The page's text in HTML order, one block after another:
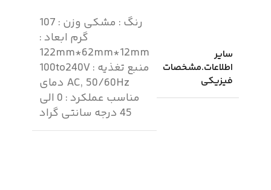
سایر
اطلاعات.مشخصات
فیزیکی
رنگ : مشکی وزن : 107
گرم ابعاد :
122mm*62mm*12mm
منبع تغذیه : 100to240V
AC, 50/60Hz دمای
مناسب عملکرد : 0 الی
45 درجه سانتی گراد